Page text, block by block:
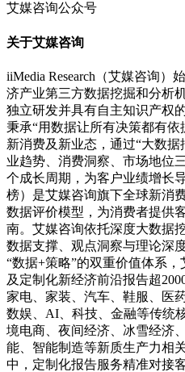
艾媒咨询公众号
关于艾媒咨询
iiMedia Research（艾媒咨询）
济产业第三方数据挖掘和分析
独立研发并具有自主知识产权
秉承“用数据让所有决策都有依
新消费及新业态，通过“大数
业趋势、消费洞察、市场地位
个成长周期，为客户业绩增长
榜）是艾媒咨询旗下全球新消
数据评价模型，为消费者提供
南。艾媒咨询依托深度大数据
数据支撑、观点洞察与理论深
“数据+策略”的双重价值体系
及定制化新经济前沿报告超
家电、家装、汽车、鞋服、医
数娱、AI、科技、金融等传统
境电商、夜间经济、冰雪经济
能、智能制造等新质生产力相
中，定制化报告服务精准对接